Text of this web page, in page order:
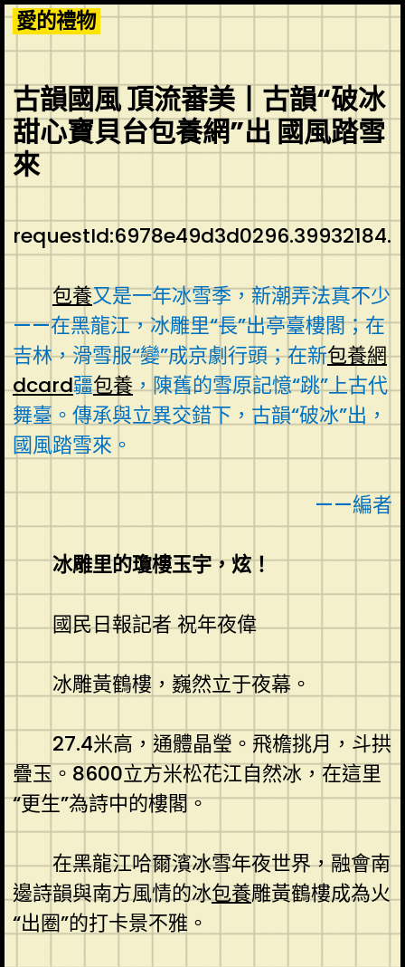
Skip
to
content
愛的禮物
古韻國風 頂流審美丨古韻“破冰
甜心寶貝台包養網”出 國風踏雪
來
requestId:6978e49d3d0296.39932184.
包養又是一年冰雪季，新潮弄法真不少
——在黑龍江，冰雕里“長”出亭臺樓閣；在
吉林，滑雪服“變”成京劇行頭；在新包養網
dcard疆包養，陳舊的雪原記憶“跳”上古代
舞臺。傳承與立異交錯下，古韻“破冰”出，
國風踏雪來。
——編者
冰雕里的瓊樓玉宇，炫！
國民日報記者 祝年夜偉
冰雕黃鶴樓，巍然立于夜幕。
27.4米高，通體晶瑩。飛檐挑月，斗拱
疊玉。8600立方米松花江自然冰，在這里
“更生”為詩中的樓閣。
在黑龍江哈爾濱冰雪年夜世界，融會南
邊詩韻與南方風情的冰包養雕黃鶴樓成為火
“出圈”的打卡景不雅。